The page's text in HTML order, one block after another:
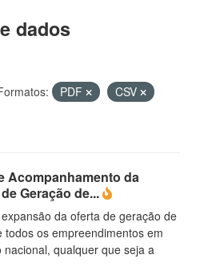
dados
PDF
CSV
Acompanhamento da
Geração de...
da oferta de geração de
os empreendimentos em
qualquer que seja a